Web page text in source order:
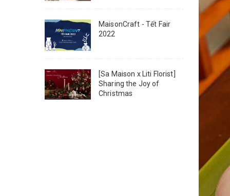
MaisonCraft - Tết Fair
2022
[Sa Maison x Liti Florist]
Sharing the Joy of
Christmas